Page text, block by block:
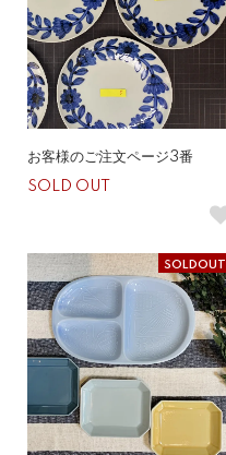
お客様のご注文ページ3番
SOLD OUT
SOLDOUT